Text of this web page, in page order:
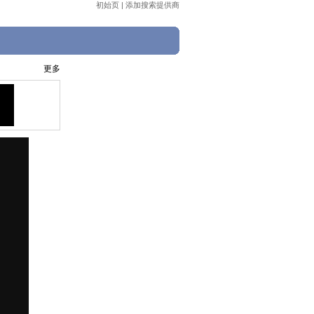
初始页 | 添加搜索提供商
更多